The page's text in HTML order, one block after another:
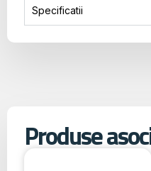
Specificatii
Produse